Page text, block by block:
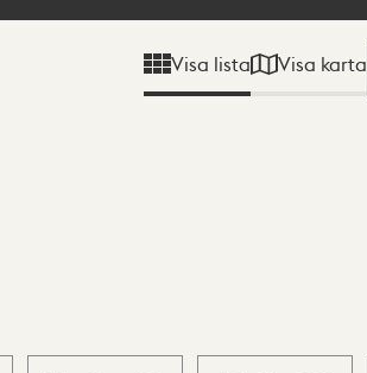
Visa lista Visa karta